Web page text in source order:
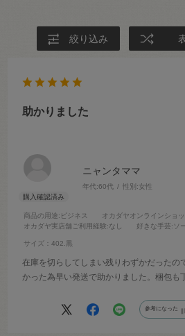
絞り込み
ニャンタママ
年代:60代 性別:女性
商品の用途:ビジネス オカダヤオンラインショ
オカダヤ実店舗ご利用経験:なし 好きな手芸:ソ
サイズ：402.黒
助かりました
在庫を切らしてしまい残りわずかだったの
かった為早い発送で助かりました。梱包も
参考になった